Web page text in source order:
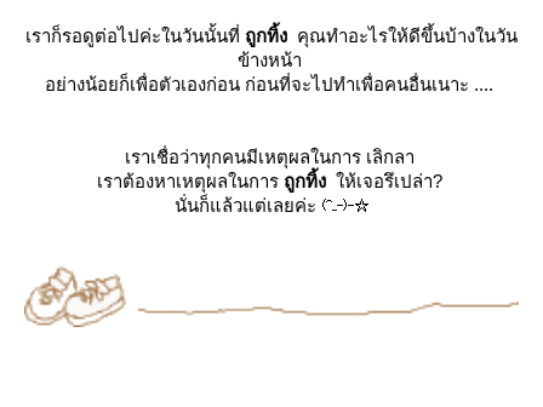
เราก็รอดูต่อไปค่ะในวันนั้นที่ ถูกทิ้ง คุณทำอะไรให้ดีขึ้นบ้างในวัน
ข้างหน้า
อย่างน้อยก็เพื่อตัวเองก่อน ก่อนที่จะไปทำเพื่อคนอื่นเนาะ ....
เราเชื่อว่าทุกคนมีเหตุผลในการ เลิกลา
เราต้องหาเหตุผลในการ ถูกทิ้ง ห้เจอรึเปล่า?
นั่นก็แล้วแต่เลยค่ะ